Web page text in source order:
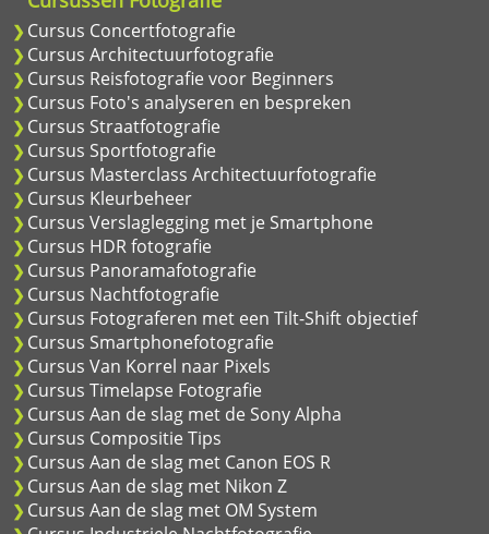
Cursus Concertfotografie
Cursus Architectuurfotografie
Cursus Reisfotografie voor Beginners
Cursus Foto's analyseren en bespreken
Cursus Straatfotografie
Cursus Sportfotografie
Cursus Masterclass Architectuurfotografie
Cursus Kleurbeheer
Cursus Verslaglegging met je Smartphone
Cursus HDR fotografie
Cursus Panoramafotografie
Cursus Nachtfotografie
Cursus Fotograferen met een Tilt-Shift objectief
Cursus Smartphonefotografie
Cursus Van Korrel naar Pixels
Cursus Timelapse Fotografie
Cursus Aan de slag met de Sony Alpha
Cursus Compositie Tips
Cursus Aan de slag met Canon EOS R
Cursus Aan de slag met Nikon Z
Cursus Aan de slag met OM System